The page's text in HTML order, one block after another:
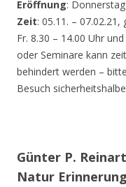
Eröffnung:
Zeit: 05.11. –
Fr. 8.30 – 14.00 Uhr
oder Seminare kann
behindert werden –
Besuch
Günter P.
Natur